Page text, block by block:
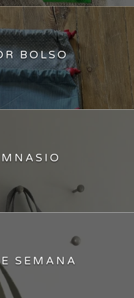
BOLSO
SEMANA